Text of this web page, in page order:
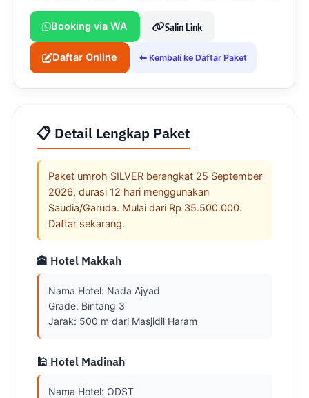
Booking via WA Salin Link
Daftar Online ⬅ Kembali ke Daftar Paket
📋 Detail Lengkap Paket
Paket umroh SILVER berangkat 25 September
2026, durasi 12 hari menggunakan
Saudia/Garuda. Mulai dari Rp 35.500.000.
Daftar sekarang.
🕋 Hotel Makkah
Nama Hotel: Nada Ajyad
Grade: Bintang 3
Jarak: 500 m dari Masjidil Haram
🕌 Hotel Madinah
Nama Hotel: ODST